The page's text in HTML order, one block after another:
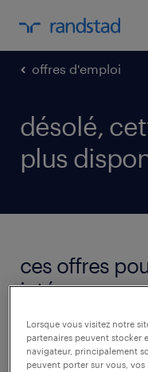
offres d'emploi
désolé,
plus
ces offres
intéresser.
voir toutes les
Lorsque vous visitez notre
partenaires peuvent stocker
navigateur, principalement
peuvent porter sur vous,